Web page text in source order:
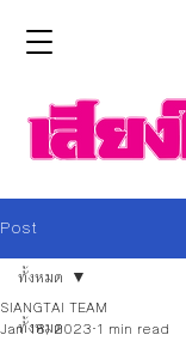
Post
ทั้งหมด
ทั้งหมด
SIANGTAI TEAM
Jan 18, 2023 1 min read